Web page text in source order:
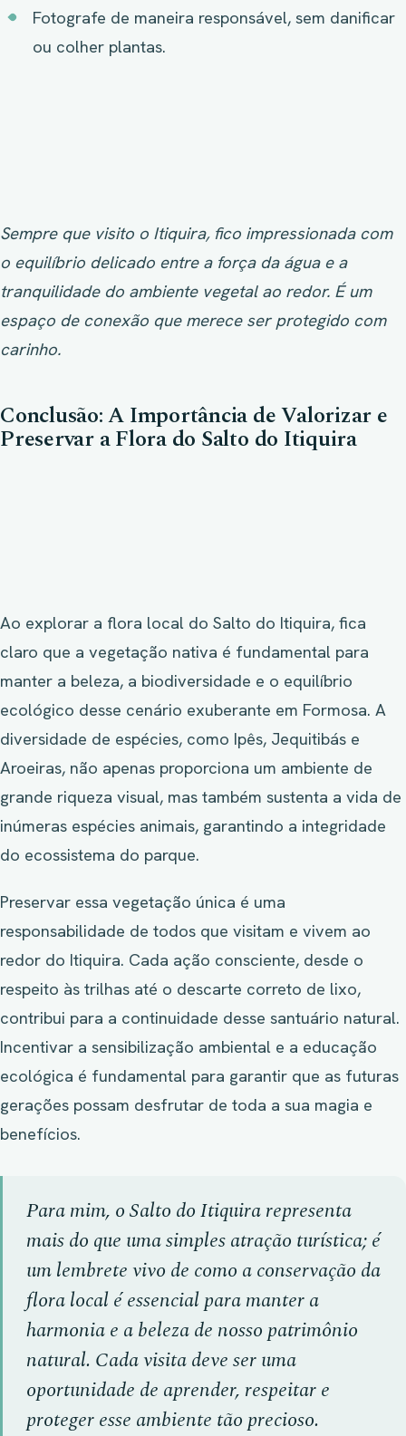
Fotografe de maneira responsável, sem danificar
ou colher plantas.
Sempre que visito o Itiquira, fico impressionada com
o equilíbrio delicado entre a força da água e a
tranquilidade do ambiente vegetal ao redor. É um
espaço de conexão que merece ser protegido com
carinho.
Conclusão: A Importância de Valorizar e
Preservar a Flora do Salto do Itiquira
Ao explorar a flora local do Salto do Itiquira, fica
claro que a vegetação nativa é fundamental para
manter a beleza, a biodiversidade e o equilíbrio
ecológico desse cenário exuberante em Formosa. A
diversidade de espécies, como Ipês, Jequitibás e
Aroeiras, não apenas proporciona um ambiente de
grande riqueza visual, mas também sustenta a vida de
inúmeras espécies animais, garantindo a integridade
do ecossistema do parque.
Preservar essa vegetação única é uma
responsabilidade de todos que visitam e vivem ao
redor do Itiquira. Cada ação consciente, desde o
respeito às trilhas até o descarte correto de lixo,
contribui para a continuidade desse santuário natural.
Incentivar a sensibilização ambiental e a educação
ecológica é fundamental para garantir que as futuras
gerações possam desfrutar de toda a sua magia e
benefícios.
Para mim, o Salto do Itiquira representa
mais do que uma simples atração turística; é
um lembrete vivo de como a conservação da
flora local é essencial para manter a
harmonia e a beleza de nosso patrimônio
natural. Cada visita deve ser uma
oportunidade de aprender, respeitar e
proteger esse ambiente tão precioso.